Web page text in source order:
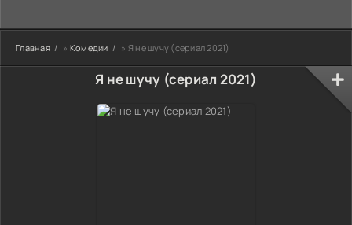
Главная » Комедии » Я не шучу (сериал 2021)
Я не шучу (сериал 2021)